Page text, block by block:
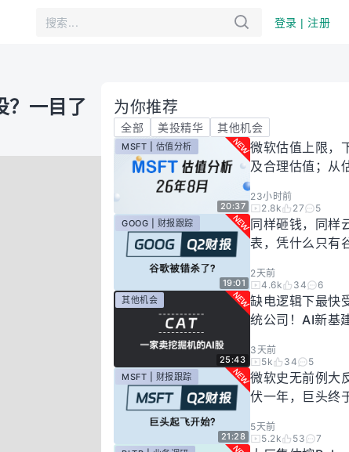
？一目了
为你推荐
全部 美投精华 其他机会
20:37
MSFT | 估值分析
微软估值上限，
及合理估值；从
年8月
23小时前
2.8k
27 5
19:01
GOOG | 财报跟踪
同样砸钱，同样
表，凭什么只有
你谷歌真正的投
有多高！
2天前
4.6k
34 6
25:43
其他机会
缺电逻辑下最快
统公司！AI新基
3天前
5k
34 5
21:28
MSFT | 财报跟踪
微软史无前例大
伏一年，巨头终
5天前
5.2k
53 7
登录 | 注册